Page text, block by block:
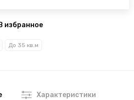
избранное
До 35 кв.м
Характеристики